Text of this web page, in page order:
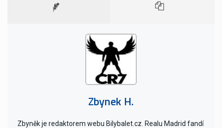
Zbynek H.
Zbyněk je redaktorem webu Bilybalet.cz. Realu Madrid fandí